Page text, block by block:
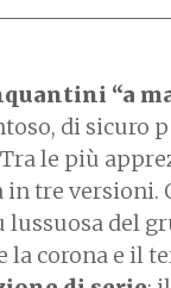
“a
di sicuro
le più
tre versioni.
lussuosa del
la corona e il